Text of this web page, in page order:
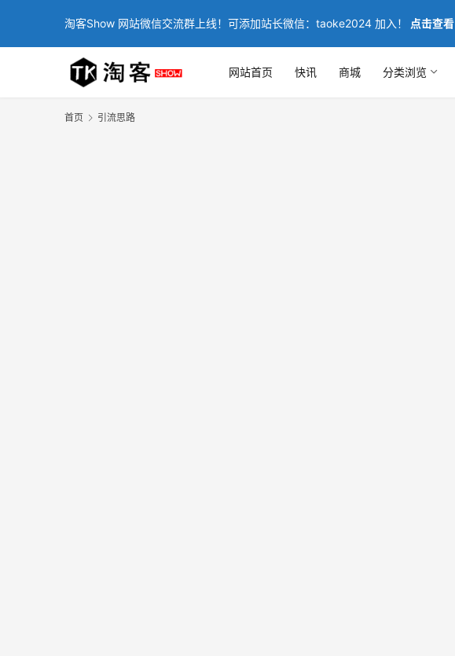
淘客Show 网站微信交流群上线！可添加站长微信：taoke2024 加入！ 点击查看
网站首页 快讯 商城 分类浏览
首页 引流思路